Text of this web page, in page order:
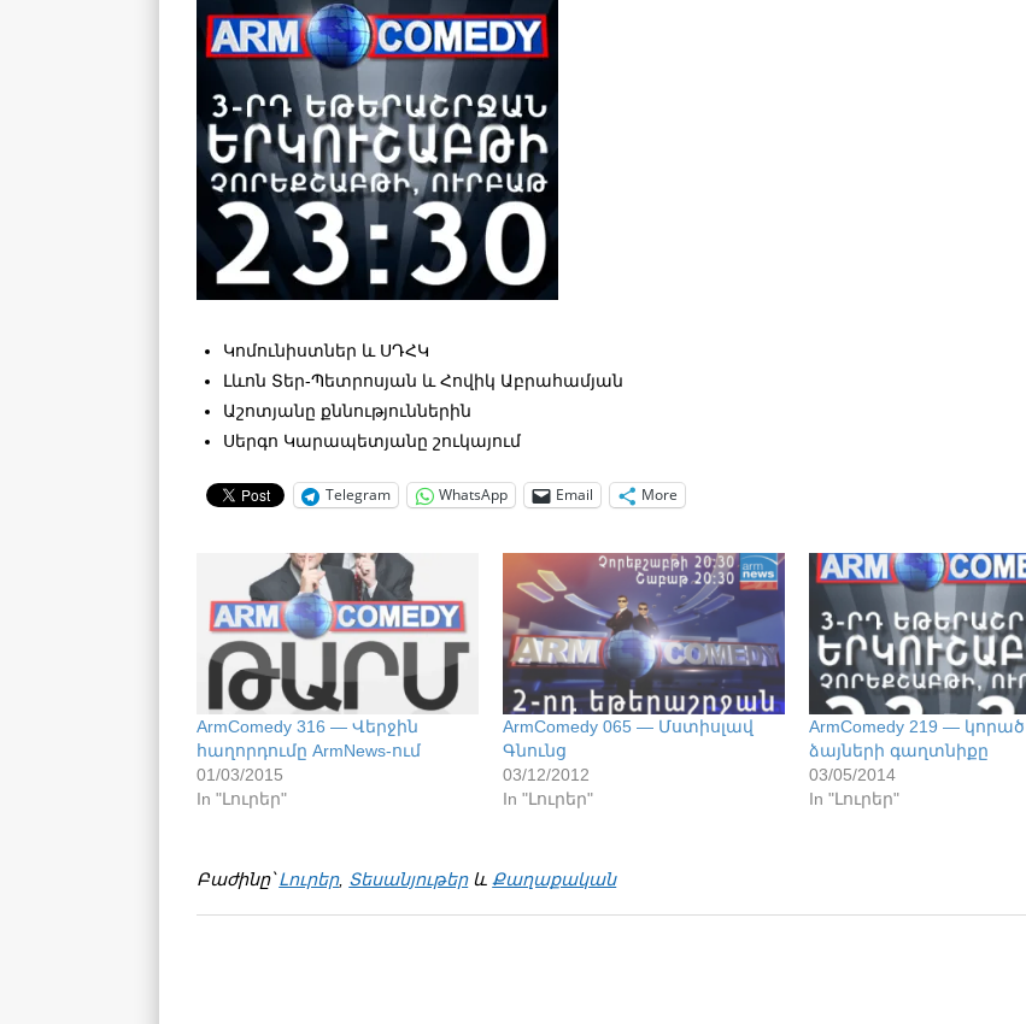
Կոմունիստներ և ՍԴՀԿ
Լևոն Տեր-Պետրոսյան և Հովիկ Աբրահամյան
Աշոտյանը քննություններին
Սերգո Կարապետյանը շուկայում
Telegram WhatsApp Email More
ArmComedy 316 — Վերջին
հաղորդումը ArmNews-ում
01/03/2015
In "Լուրեր"
ArmComedy 065 — Մստիսլավ
Գնունց
03/12/2012
In "Լուրեր"
ArmComedy 219 — կորած
ձայների գաղտնիքը
03/05/2014
In "Լուրեր"
Բաժինը՝Լուրեր, ՏեսանյութերևՔաղաքական